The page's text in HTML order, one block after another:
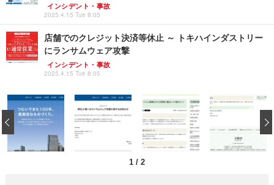
インシデント・事故
2025.4.15 Tue 8:05
店舗でのクレジット決済等休止 ～ トキハインダストリー
にランサムウェア攻撃
インシデント・事故
2025.4.15 Tue 8:05
1 / 2
‹